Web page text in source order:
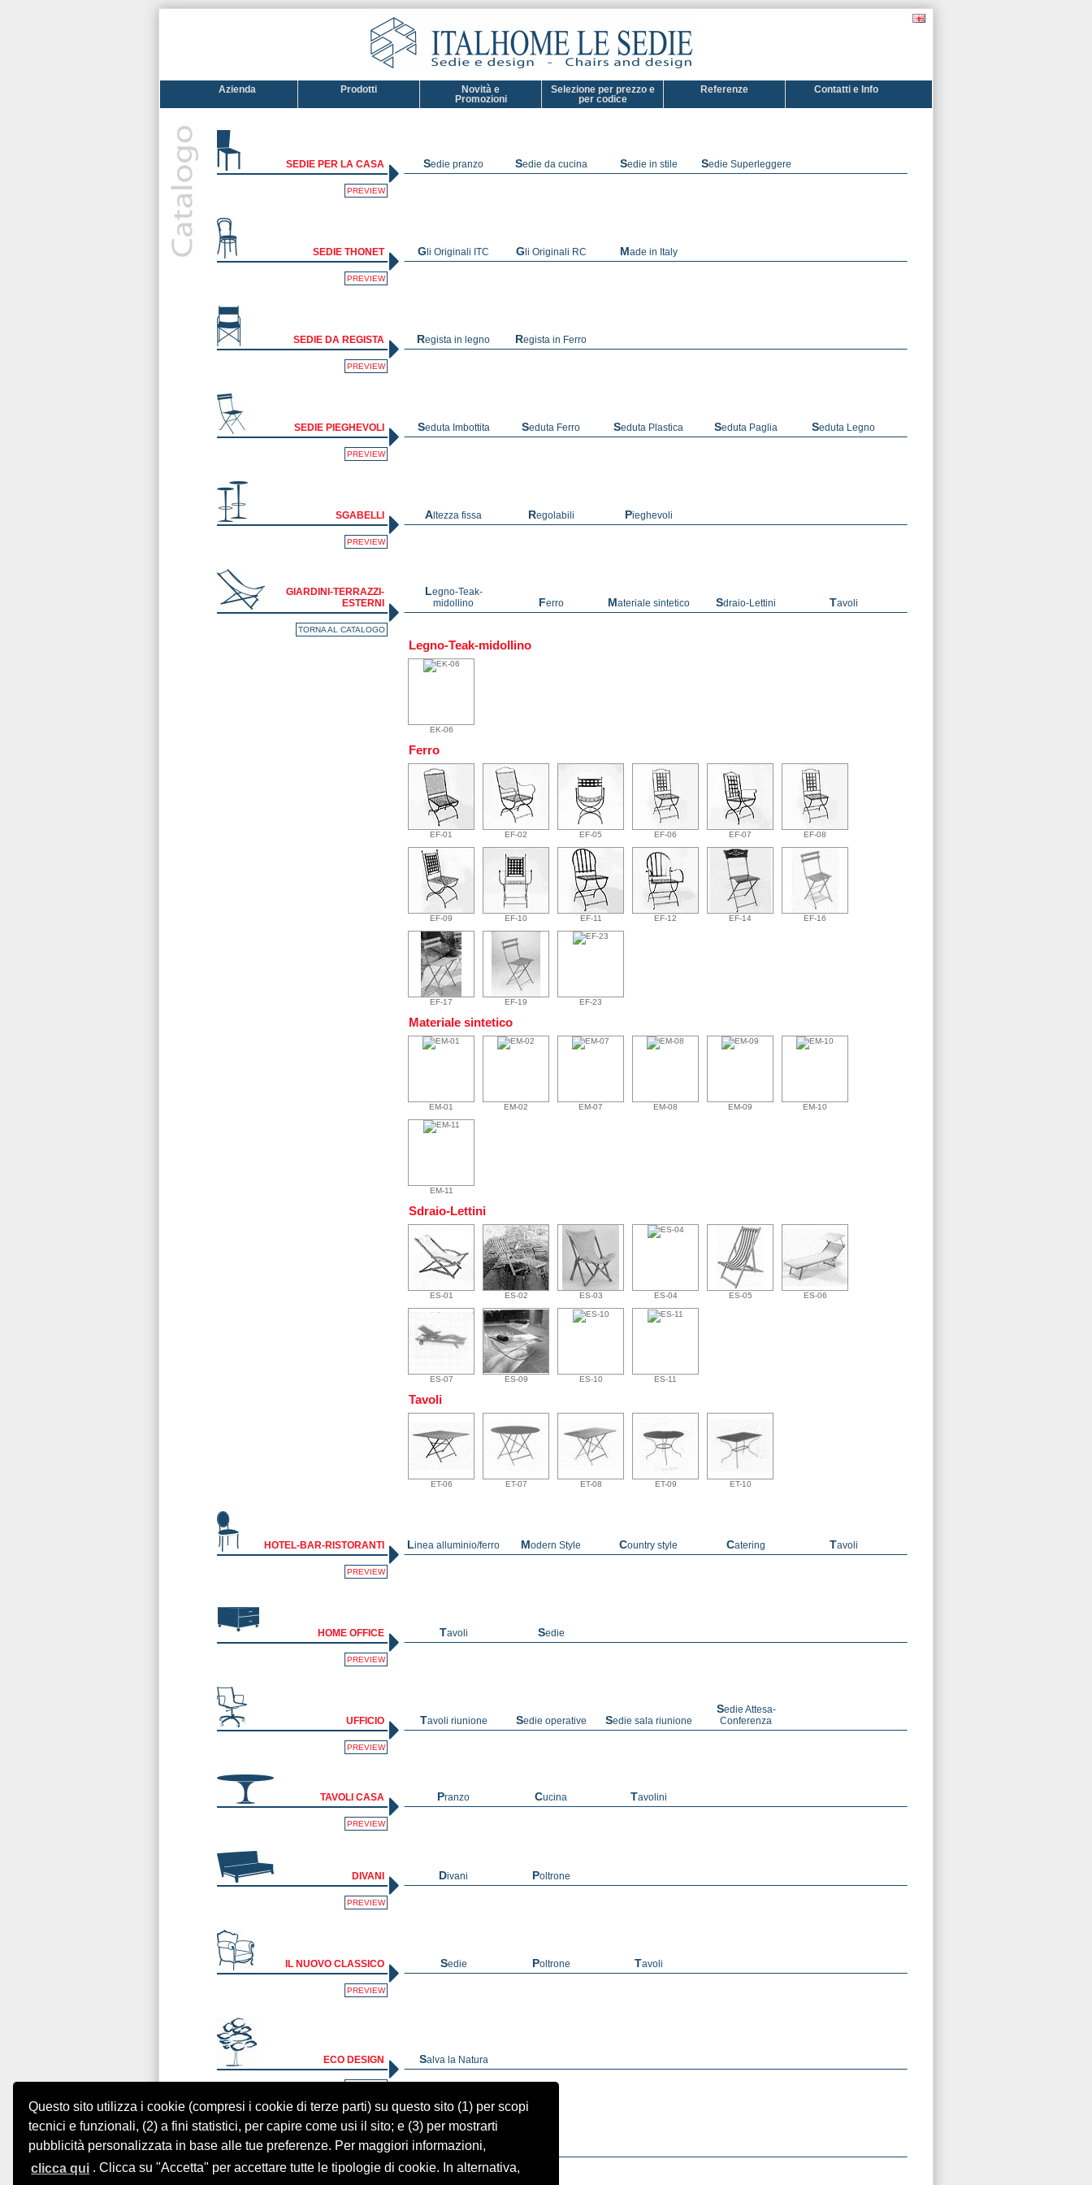
Azienda Prodotti
Novità e
Promozioni
Selezione per prezzo e
per codice
Referenze Contatti e Info
SEDIE PER LA CASA Sedie pranzo Sedie da cucina Sedie in stile Sedie Superleggere
PREVIEW
SEDIE THONET Gli Originali ITC Gli Originali RC Made in Italy
PREVIEW
SEDIE DA REGISTA Regista in legno Regista in Ferro
PREVIEW
SEDIE PIEGHEVOLI Seduta Imbottita Seduta Ferro Seduta Plastica Seduta Paglia Seduta Legno
PREVIEW
SGABELLI Altezza fissa Regolabili Pieghevoli
PREVIEW
GIARDINI-TERRAZZI-
ESTERNI
Legno-Teak-
midollino Ferro Materiale sintetico Sdraio-Lettini Tavoli
TORNA AL CATALOGO
Legno-Teak-midollino
EK-06
Ferro
EF-01 EF-02 EF-05 EF-06 EF-07 EF-08
EF-09 EF-10 EF-11 EF-12 EF-14 EF-16
EF-17 EF-19 EF-23
Materiale sintetico
EM-01 EM-02 EM-07 EM-08 EM-09 EM-10
EM-11
Sdraio-Lettini
ES-01 ES-02 ES-03 ES-04 ES-05 ES-06
ES-07 ES-09 ES-10 ES-11
Tavoli
ET-06 ET-07 ET-08 ET-09 ET-10
HOTEL-BAR-RISTORANTI Linea alluminio/ferro Modern Style Country style Catering Tavoli
PREVIEW
HOME OFFICE Tavoli Sedie
PREVIEW
UFFICIO Tavoli riunione Sedie operative Sedie sala riunione
Sedie Attesa-
Conferenza
PREVIEW
TAVOLI CASA Pranzo Cucina Tavolini
PREVIEW
DIVANI Divani Poltrone
PREVIEW
IL NUOVO CLASSICO Sedie Poltrone Tavoli
PREVIEW
ECO DESIGN Salva la Natura
LUCI Luci a sospensione
PREVIEW
Questo sito utilizza i cookie (compresi i cookie di terze parti) su questo sito (1) per scopi
tecnici e funzionali, (2) a fini statistici, per capire come usi il sito; e (3) per mostrarti
pubblicità personalizzata in base alle tue preferenze. Per maggiori informazioni,
clicca qui . Clicca su "Accetta" per accettare tutte le tipologie di cookie. In alternativa,